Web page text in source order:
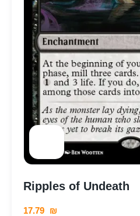
Ripples of Undeath
17.79 ₪